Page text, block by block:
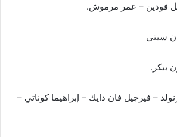
فودين – عمر مرموش.
سيتي
بيكر.
– فيرجيل فان دايك – إبراهيما كوناتي –